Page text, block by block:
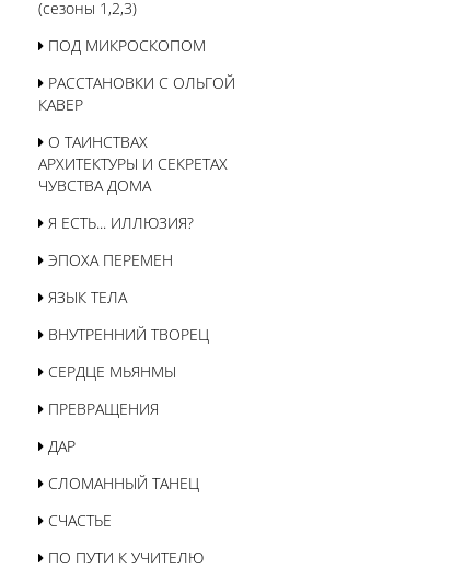
(сезоны 1,2,3)
ПОД МИКРОСКОПОМ
РАССТАНОВКИ С ОЛЬГОЙ
КАВЕР
О ТАИНСТВАХ
АРХИТЕКТУРЫ И СЕКРЕТАХ
ЧУВСТВА ДОМА
Я ЕСТЬ... ИЛЛЮЗИЯ?
ЭПОХА ПЕРЕМЕН
ЯЗЫК ТЕЛА
ВНУТРЕННИЙ ТВОРЕЦ
СЕРДЦЕ МЬЯНМЫ
ПРЕВРАЩЕНИЯ
ДАР
СЛОМАННЫЙ ТАНЕЦ
СЧАСТЬЕ
ПО ПУТИ К УЧИТЕЛЮ